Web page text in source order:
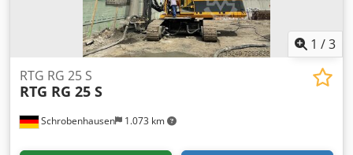
1 /3
Schrobenhausen 1.073 km
RTG RG 25 S
RTG RG 25 S